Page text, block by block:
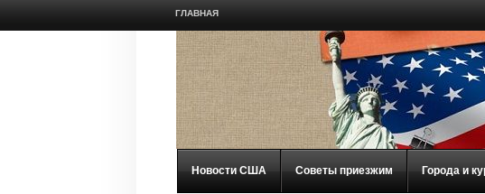
ГЛАВНАЯ
Новости США Советы приезжим Города и